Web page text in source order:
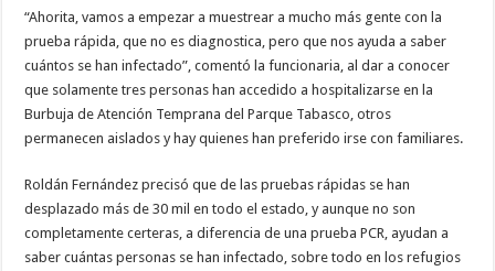
“Ahorita, vamos a empezar a muestrear a mucho más gente con la
prueba rápida, que no es diagnostica, pero que nos ayuda a saber
cuántos se han infectado”, comentó la funcionaria, al dar a conocer
que solamente tres personas han accedido a hospitalizarse en la
Burbuja de Atención Temprana del Parque Tabasco, otros
permanecen aislados y hay quienes han preferido irse con familiares.
Roldán Fernández precisó que de las pruebas rápidas se han
desplazado más de 30 mil en todo el estado, y aunque no son
completamente certeras, a diferencia de una prueba PCR, ayudan a
saber cuántas personas se han infectado, sobre todo en los refugios